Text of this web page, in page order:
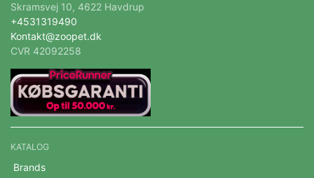
Skramsvej 10, 4622 Havdrup
+4531319490
Kontakt@zoopet.dk
CVR 42092258
KATALOG
Brands